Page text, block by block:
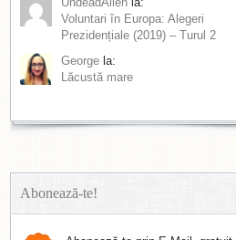
Voluntari în Europa: Alegeri
Prezidențiale (2019) – Turul 2
George la:
Lăcustă mare
Abonează-te!